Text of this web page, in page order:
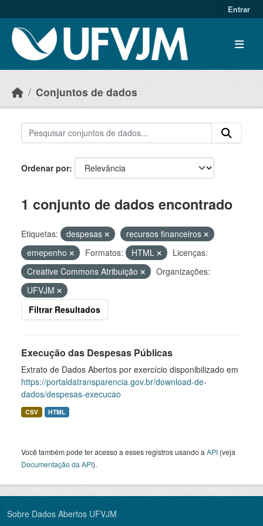
Entrar
Conjuntos de dados
Ordenar por
1 conjunto de dados encontrado
Etiquetas: despesas
recursos financeiros
emepenho
Formatos: HTML
Licenças:
Creative Commons Atribuição
Organizações:
UFVJM
Filtrar Resultados
Execução das Despesas Públicas
Extrato de Dados Abertos por exercício disponibilizado em
https://portaldatransparencia.gov.br/download-de-
dados/despesas-execucao
CSV HTML
Você também pode ter acesso a esses registros usando a API (veja
Documentação da API).
Sobre Dados Abertos UFVJM